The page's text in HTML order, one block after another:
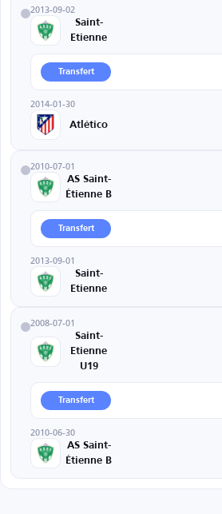
2013-09-02
Saint-
Etienne
Transfert
2014-01-30
Atlético
2010-07-01
AS Saint-
Étienne B
Transfert
2013-09-01
Saint-
Etienne
2008-07-01
Saint-
Etienne
U19
Transfert
2010-06-30
AS Saint-
Étienne B